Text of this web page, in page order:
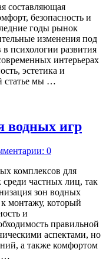
составляющая
безопасность и
годы рынок
изменения под
психологии развития
интерьерах
эстетика и
статье мы …
водных игр
0
комплексов для
среди частных лиц, так
зон водных
к монтажу, который
и
правильной
аспектами, но
а также комфортом
…